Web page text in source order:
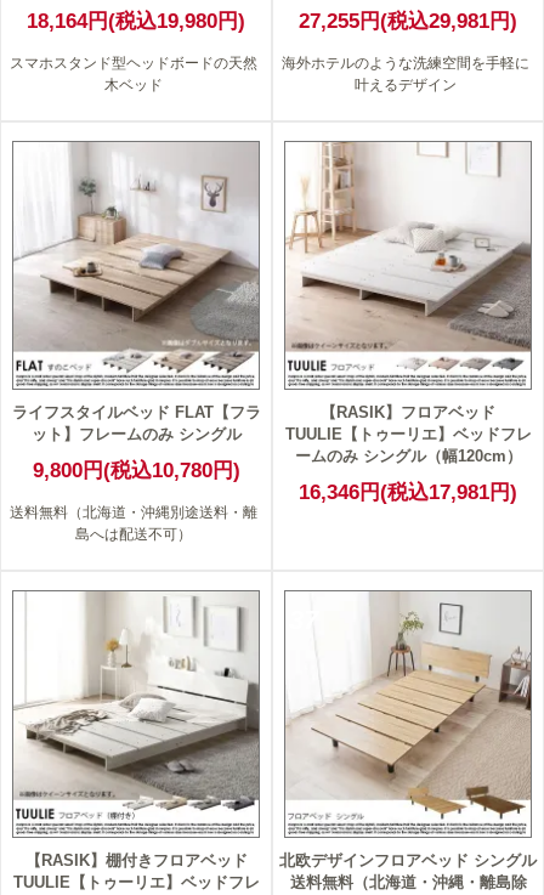
18,164円(税込19,980円)
スマホスタンド型ヘッドボードの天然
木ベッド
27,255円(税込29,981円)
海外ホテルのような洗練空間を手軽に
叶えるデザイン
ライフスタイルベッド FLAT【フラ
ット】フレームのみ シングル
9,800円(税込10,780円)
送料無料（北海道・沖縄別途送料・離
島へは配送不可）
【RASIK】フロアベッド
TUULIE【トゥーリエ】ベッドフレ
ームのみ シングル（幅120cm）
16,346円(税込17,981円)
【RASIK】棚付きフロアベッド
TUULIE【トゥーリエ】ベッドフレ
北欧デザインフロアベッド シングル
送料無料（北海道・沖縄・離島除